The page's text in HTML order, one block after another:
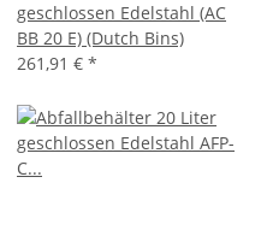
geschlossen Edelstahl (AC
BB 20 E) (Dutch Bins)
261,91 € *